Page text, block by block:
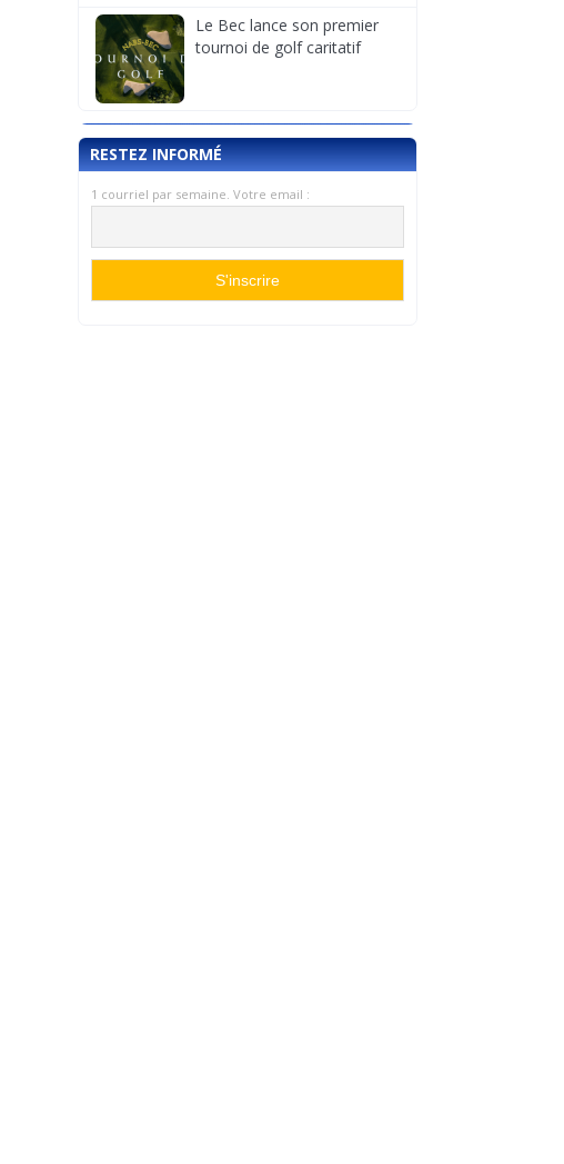
Le Bec lance son premier
tournoi de golf caritatif
RESTEZ INFORMÉ
1 courriel par semaine. Votre email :